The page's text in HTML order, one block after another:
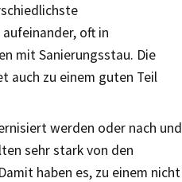
oft in
mit Sanierungsstau. Die
auch zu einem guten Teil
werden oder nach und
sehr stark von den
haben es, zu einem nicht